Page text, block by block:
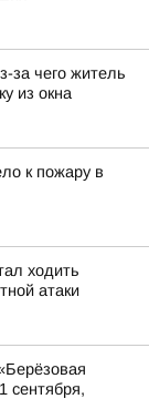
за чего житель
из окна
к пожару в
ходить
атаки
сентября,